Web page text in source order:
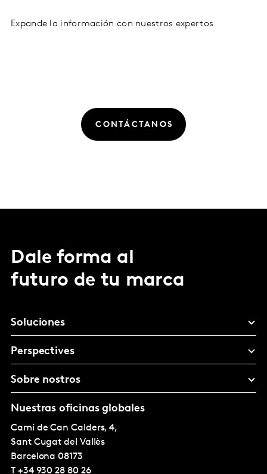
Expande la información con nuestros expertos
CONTÁCTANOS
Dale forma al
futuro de tu marca
Soluciones
Perspectives
Sobre nostros
Nuestras oficinas globales
Camí de Can Calders, 4,
Sant Cugat del Vallès
Barcelona 08173
T +34 930 28 80 26